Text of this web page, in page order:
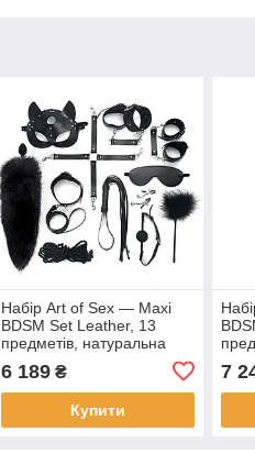
Набір Art of Sex — Maxi
BDSM Set Leather, 13
предметів, натуральна
6 189₴
Купити
7